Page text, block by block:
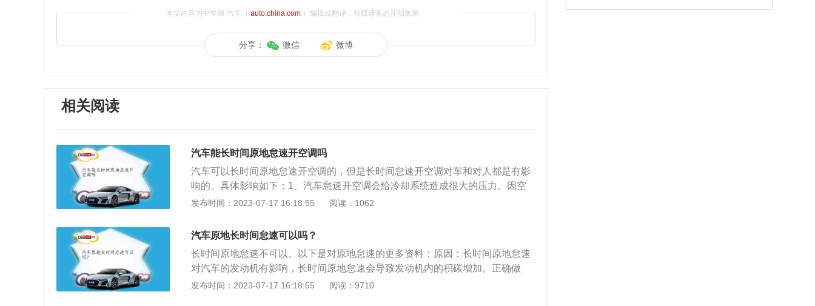
本文内容为中华网·汽车（ auto.china.com）编辑或翻译，转载请务必注明来源。
分享： 微信 微博
相关阅读
汽车能长时间原地怠速开空调吗
汽车可以长时间原地怠速开空调的，但是长时间怠速开空调对车和对人都是有影
响的。具体影响如下：1、汽车怠速开空调会给冷却系统造成很大的压力。因空
调压缩机的功率较大，给车增加的负荷就很大，排量小点的车开了空调后动力立
动，热量只能靠冷却风扇去吹水箱进行散热，冷却系统要持续不停地大负荷工
作。如果冷却系统稍有问题，就会导致水温偏高，对发动机造成不良影响。2、
长时间怠速也会导致积碳增多，更何况开了空调发动机负荷增加，燃烧不完全会
更加剧积碳的产生和存留。3、长时间怠速开空调，会导致车内的空气变得污
浊，如果车辆所在的地方通风不太好，会影响车内人的身体健康。汽车空调使用
发布时间：2023-07-17 16:18:55 阅读：1062
汽车原地长时间怠速可以吗？
长时间原地怠速不可以。以下是对原地怠速的更多资料：原因：长时间原地怠速
对汽车的发动机有影响，长时间原地怠速会导致发动机内的积碳增加。正确做
法：发动机发动后可以挂档行驶一段时间，这样对汽车的发动机、变速器、电
发布时间：2023-07-17 16:18:55 阅读：9710
响；<&list>3.稳定器的转向胶套和球头